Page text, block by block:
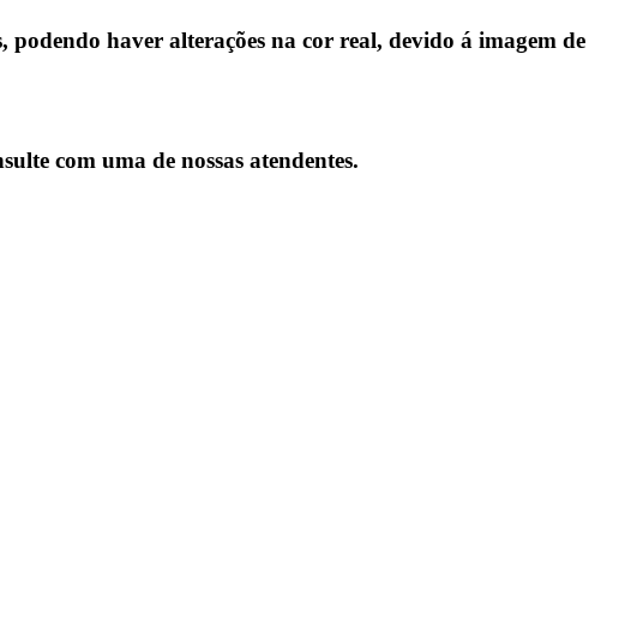
haver alterações na cor real, devido á imagem de
com uma de nossas atendentes.